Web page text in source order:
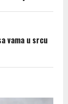
vama u srcu